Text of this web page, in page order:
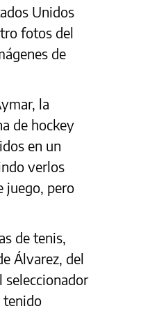
Unidos
fotos del
de
la
de hockey
en un
verlos
juego, pero
de tenis,
Álvarez, del
seleccionador
tenido